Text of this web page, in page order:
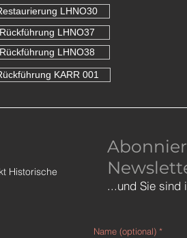
LHNO30
Rückführung LHNO37
Rückführung LHNO38
KARR 001
Historische
...und Sie sind
Name (optional)